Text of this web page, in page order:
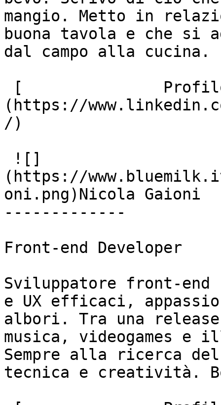
mangio. Metto in
buona tavola e che si
dal campo alla cucina.
(https://
/)
(https://
oni.png)Nicola Gaioni
-------------
Front-end Developer
Sviluppatore front-
e UX efficaci,
albori. Tra una
musica, videogames
Sempre alla ricerca
tecnica e creatività.